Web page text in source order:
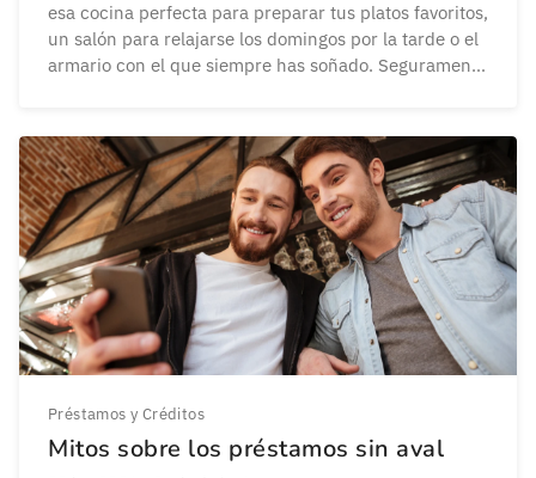
esa cocina perfecta para preparar tus platos favoritos,
un salón para relajarse los domingos por la tarde o el
armario con el que siempre has soñado. Seguramente
Préstamos y Créditos
Mitos sobre los préstamos sin aval